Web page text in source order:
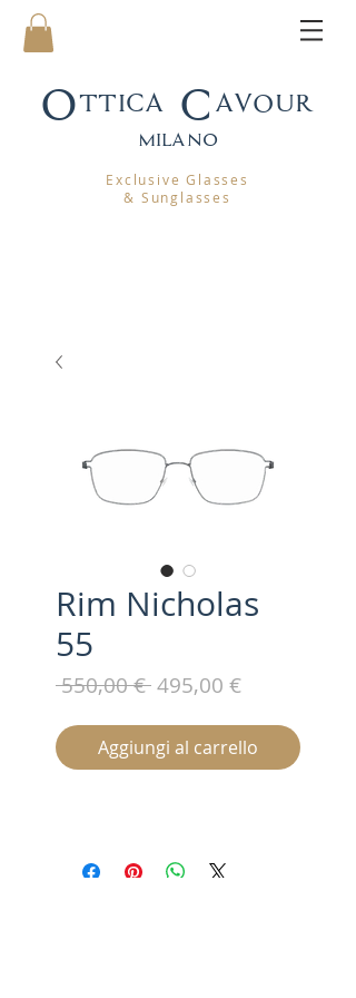
Ottica Cavour
milano
Exclusive Glasses
& Sunglasses
Rim Nicholas
55
550,00 € Prezzo
495,00 €Prezzo
Aggiungi al carrello